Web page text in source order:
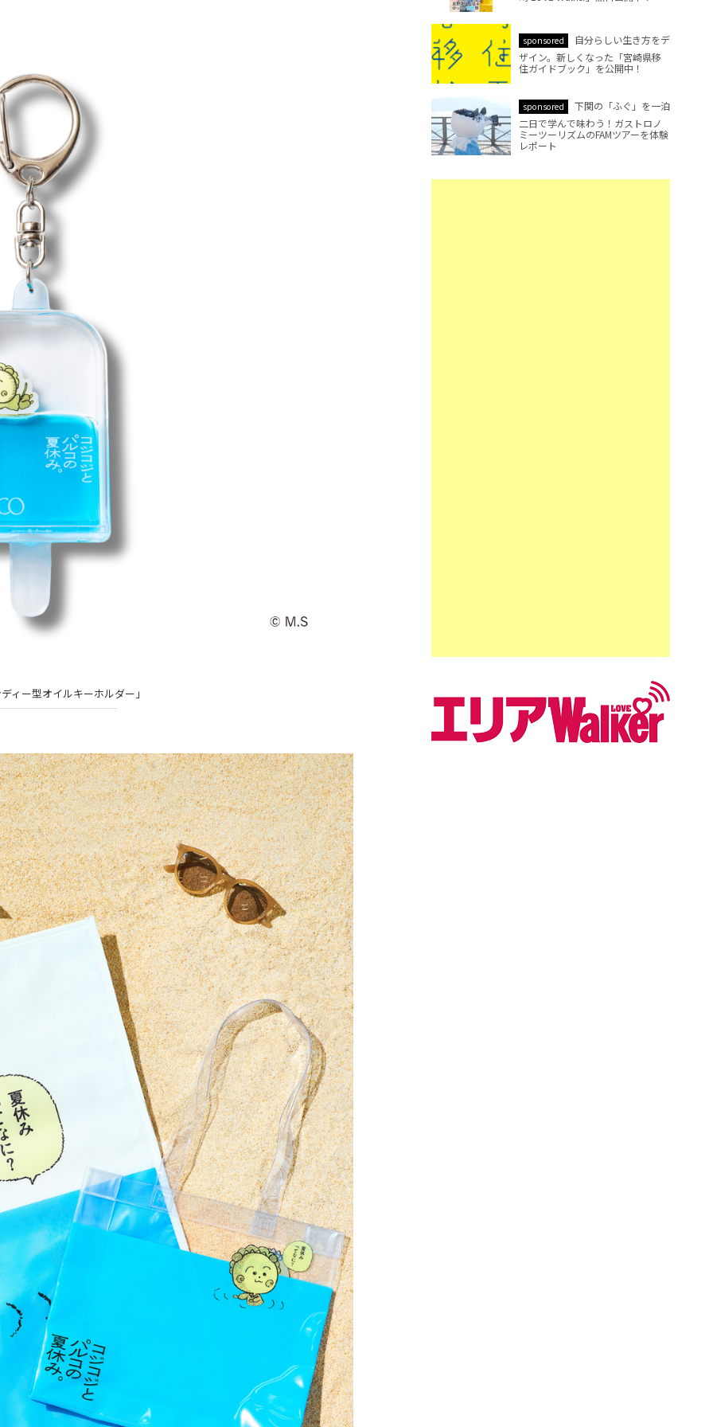
ィー型オイルキーホルダー」
sponsored
自分らしい生き方をデ
ザイン。新しくなった「宮崎県移
住ガイドブック」を公開中！
sponsored
下関の「ふぐ」を一泊
二日で学んで味わう！ガストロノ
ミーツーリズムのFAMツアーを体験
レポート